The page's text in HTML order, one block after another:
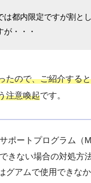
は都内限定ですが割と
が・・・
たので、ご紹介する
注意喚起です。
ポートプログラム（
きない場合の対処方
グアムで使用できな